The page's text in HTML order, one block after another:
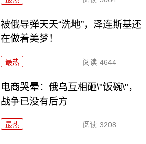
被俄导弹天天“洗地”，泽连斯基还
在做着美梦！
最热 阅读 4644
电商哭晕：俄乌互相砸\"饭碗\"，
战争已没有后方
最热 阅读 3208